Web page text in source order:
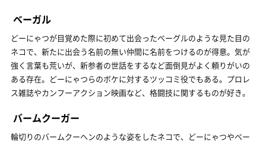
ベーガル
どーにゃつが目覚めた際に初めて出会ったベーグルのような見た目の
ネコで、新たに出会う名前の無い仲間に名前をつけるのが得意。気が
強く言葉も荒いが、新参者の世話をするなど面倒見がよく頼りがいの
ある存在。どーにゃつらのボケに対するツッコミ役でもある。プロレ
ス雑誌やカンフーアクション映画など、格闘技に関するものが好き。
バームクーガー
輪切りのバームクーヘンのような姿をしたネコで、どーにゃつやベー